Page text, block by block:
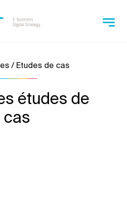
/ Etudes de cas
études de
cas